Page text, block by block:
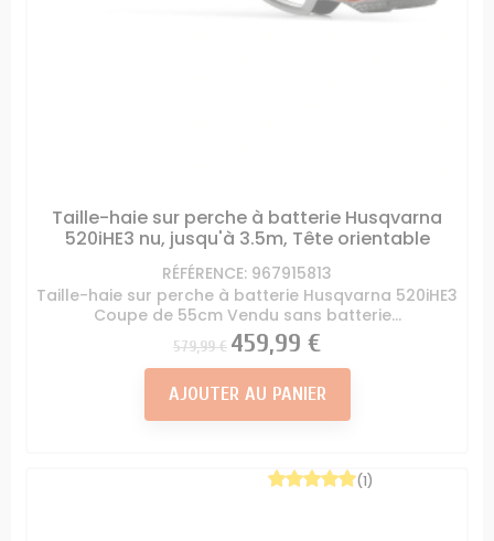
Taille-haie sur perche à batterie Husqvarna
520iHE3 nu, jusqu'à 3.5m, Tête orientable
RÉFÉRENCE: 967915813
Taille-haie sur perche à batterie Husqvarna 520iHE3
Coupe de 55cm Vendu sans batterie...
Prix
579,99 € Prix
459,99 €
AJOUTER AU PANIER
(1)